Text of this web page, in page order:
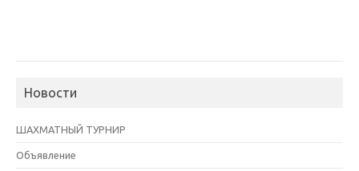
Новости
ШАХМАТНЫЙ ТУРНИР
Объявление